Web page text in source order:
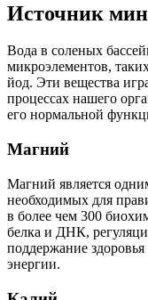
Источник
Вода в соленых
микроэлементов,
йод. Эти вещества
процессах нашего
его нормальной
Магний
Магний является
необходимых для
в более чем 300
белка и ДНК,
поддержание
энергии.